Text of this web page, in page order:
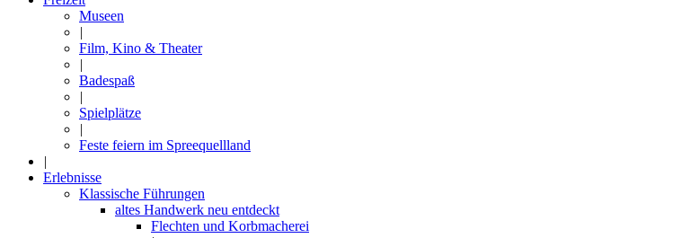
Museen
|
Film, Kino & Theater
|
Badespaß
|
Spielplätze
|
Feste feiern im Spreequellland
|
Erlebnisse
Klassische Führungen
altes Handwerk neu entdeckt
Flechten und Korbmacherei